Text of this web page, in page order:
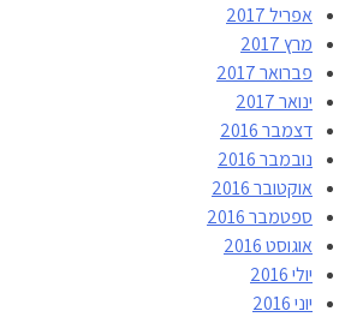
אפריל 2017
מרץ 2017
פברואר 2017
ינואר 2017
דצמבר 2016
נובמבר 2016
אוקטובר 2016
ספטמבר 2016
אוגוסט 2016
יולי 2016
יוני 2016